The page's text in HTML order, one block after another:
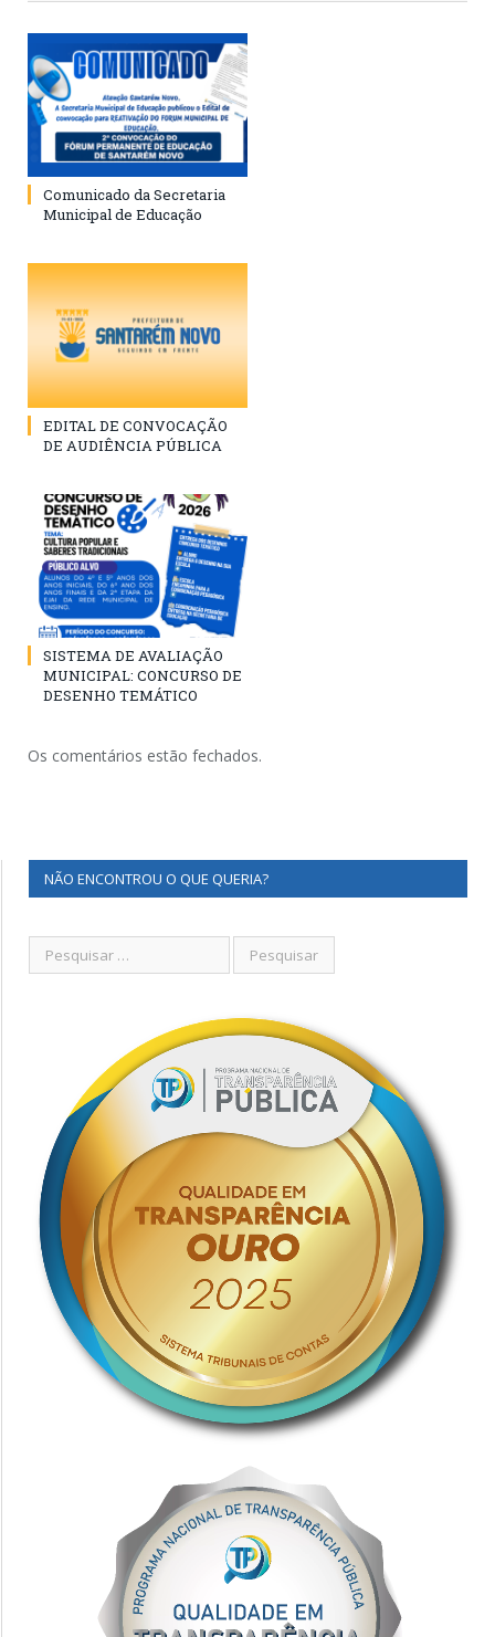
Comunicado da Secretaria
Municipal de Educação
EDITAL DE CONVOCAÇÃO
DE AUDIÊNCIA PÚBLICA
SISTEMA DE AVALIAÇÃO
MUNICIPAL: CONCURSO DE
DESENHO TEMÁTICO
Os comentários estão fechados.
NÃO ENCONTROU O QUE QUERIA?